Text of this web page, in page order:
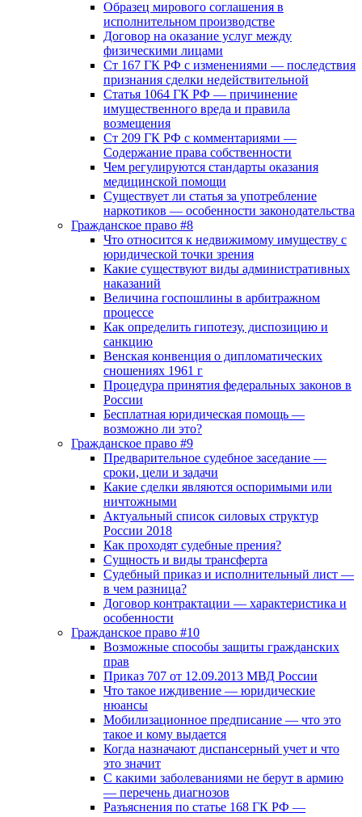
Образец мирового соглашения в
исполнительном производстве
Договор на оказание услуг между
физическими лицами
Ст 167 ГК РФ с изменениями — последствия
признания сделки недействительной
Статья 1064 ГК РФ — причинение
имущественного вреда и правила
возмещения
Ст 209 ГК РФ с комментариями —
Содержание права собственности
Чем регулируются стандарты оказания
медицинской помощи
Существует ли статья за употребление
наркотиков — особенности законодательства
Гражданское право #8
Что относится к недвижимому имуществу с
юридической точки зрения
Какие существуют виды административных
наказаний
Величина госпошлины в арбитражном
процессе
Как определить гипотезу, диспозицию и
санкцию
Венская конвенция о дипломатических
сношениях 1961 г
Процедура принятия федеральных законов в
России
Бесплатная юридическая помощь —
возможно ли это?
Гражданское право #9
Предварительное судебное заседание —
сроки, цели и задачи
Какие сделки являются оспоримыми или
ничтожными
Актуальный список силовых структур
России 2018
Как проходят судебные прения?
Сущность и виды трансферта
Судебный приказ и исполнительный лист —
в чем разница?
Договор контрактации — характеристика и
особенности
Гражданское право #10
Возможные способы защиты гражданских
прав
Приказ 707 от 12.09.2013 МВД России
Что такое иждивение — юридические
нюансы
Мобилизационное предписание — что это
такое и кому выдается
Когда назначают диспансерный учет и что
это значит
С какими заболеваниями не берут в армию
— перечень диагнозов
Разъяснения по статье 168 ГК РФ —